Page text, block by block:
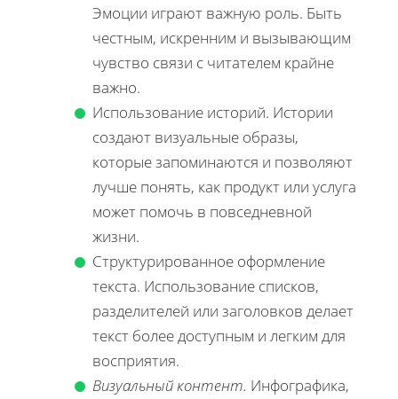
Эмоции играют важную роль. Быть
честным, искренним и вызывающим
чувство связи с читателем крайне
важно.
Использование историй. Истории
создают визуальные образы,
которые запоминаются и позволяют
лучше понять, как продукт или услуга
может помочь в повседневной
жизни.
Структурированное оформление
текста. Использование списков,
разделителей или заголовков делает
текст более доступным и легким для
восприятия.
Визуальный контент. Инфографика,